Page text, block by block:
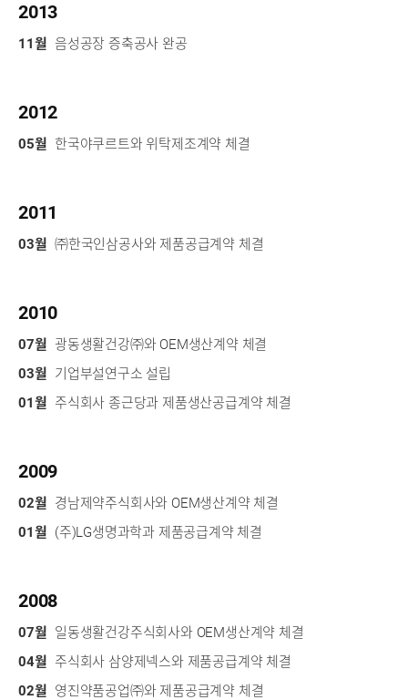
2013
11월 음성공장 증축공사 완공
2012
05월 한국야쿠르트와 위탁제조계약 체결
2011
03월 ㈜한국인삼공사와 제품공급계약 체결
2010
07월 광동생활건강㈜와 OEM생산계약 체결
03월 기업부설연구소 설립
01월 주식회사 종근당과 제품생산공급계약 체결
2009
02월 경남제약주식회사와 OEM생산계약 체결
01월 (주)LG생명과학과 제품공급계약 체결
2008
07월 일동생활건강주식회사와 OEM생산계약 체결
04월 주식회사 삼양제넥스와 제품공급계약 체결
02월 영진약품공업㈜와 제품공급계약 체결